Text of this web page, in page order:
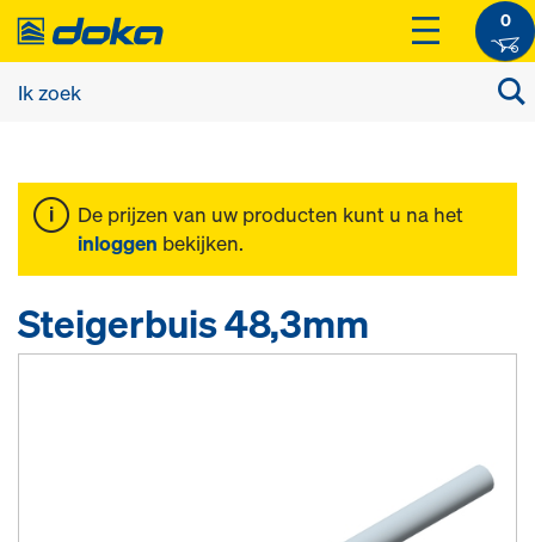
0
De prijzen van uw producten kunt u na het
inloggen bekijken.
Steigerbuis 48,3mm